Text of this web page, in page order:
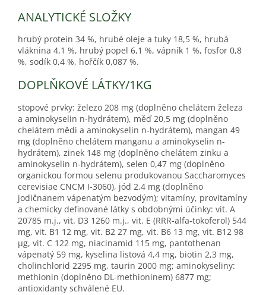
ANALYTICKÉ SLOŽKY
hrubý protein 34 %, hrubé oleje a tuky 18,5 %, hrubá
vláknina 4,1 %, hrubý popel 6,1 %, vápník 1 %, fosfor 0,8
%, sodík 0,4 %, hořčík 0,087 %.
DOPLŇKOVÉ LÁTKY/1KG
stopové prvky: železo 208 mg (doplněno chelátem železa
a aminokyselin n-hydrátem), měď 20,5 mg (doplněno
chelátem mědi a aminokyselin n-hydrátem), mangan 49
mg (doplněno chelátem manganu a aminokyselin n-
hydrátem), zinek 148 mg (doplněno chelátem zinku a
aminokyselin n-hydrátem), selen 0,47 mg (doplněno
organickou formou selenu produkovanou Saccharomyces
cerevisiae CNCM I-3060), jód 2,4 mg (doplněno
jodičnanem vápenatým bezvodým); vitamíny, provitamíny
a chemicky definované látky s obdobnými účinky: vit. A
20785 m.j., vit. D3 1260 m.j., vit. E (RRR-alfa-tokoferol) 544
mg, vit. B1 12 mg, vit. B2 27 mg, vit. B6 13 mg, vit. B12 98
µg, vit. C 122 mg, niacinamid 115 mg, pantothenan
vápenatý 59 mg, kyselina listová 4,4 mg, biotin 2,3 mg,
cholinchlorid 2295 mg, taurin 2000 mg; aminokyseliny:
methionin (doplněno DL-methioninem) 6877 mg;
antioxidanty schválené EU.